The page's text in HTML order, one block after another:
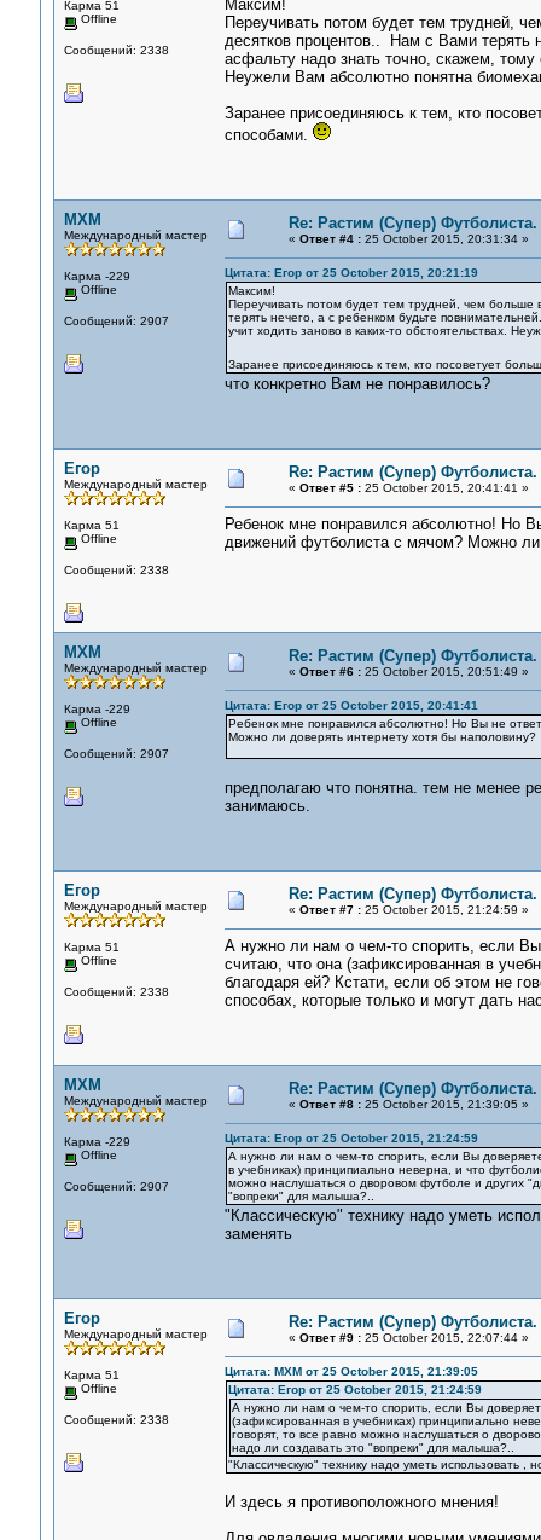
Карма 51
Offline
Сообщений: 2338
Максим!
Переучивать потом будет тем трудней,
десятков процентов.. Нам с Вами терять
асфальту надо знать точно, скажем, тому
Неужели Вам абсолютно понятна
Заранее присоединяюсь к тем, кто
способами.
MXM
Международный мастер
Карма -229
Offline
Сообщений: 2907
Re: Растим (Супер) Футболиста.
« Ответ #4 :25 October 2015, 20:31:34 »
Цитата: Егор от 25 October 2015, 20:21:19
Максим!
Переучивать потом будет тем трудней, чем больше
терять нечего, а с ребенком будьте
учит ходить заново в каких-то обстоятельствах.
Заранее присоединяюсь к тем, кто посоветует
что конкретно Вам не понравилось?
Егор
Международный мастер
Карма 51
Offline
Сообщений: 2338
Re: Растим (Супер) Футболиста.
« Ответ #5 :25 October 2015, 20:41:41 »
Ребенок мне понравился абсолютно! Но
движений футболиста с мячом? Можно ли
MXM
Международный мастер
Карма -229
Offline
Сообщений: 2907
Re: Растим (Супер) Футболиста.
« Ответ #6 :25 October 2015, 20:51:49 »
Цитата: Егор от 25 October 2015, 20:41:41
Ребенок мне понравился абсолютно! Но Вы не
Можно ли доверять интернету хотя бы наполовину?
предполагаю что понятна. тем не менее
занимаюсь.
Егор
Международный мастер
Карма 51
Offline
Сообщений: 2338
Re: Растим (Супер) Футболиста.
« Ответ #7 :25 October 2015, 21:24:59 »
А нужно ли нам о чем-то спорить, если
считаю, что она (зафиксированная в
благодаря ей? Кстати, если об этом не
способах, которые только и могут дать
MXM
Международный мастер
Карма -229
Offline
Сообщений: 2907
Re: Растим (Супер) Футболиста.
« Ответ #8 :25 October 2015, 21:39:05 »
Цитата: Егор от 25 October 2015, 21:24:59
А нужно ли нам о чем-то спорить, если Вы
в учебниках) принципиально неверна, и что
можно наслушаться о дворовом футболе и других
"вопреки" для малыша?..
"Классическую" технику надо уметь
заменять
Егор
Международный мастер
Карма 51
Offline
Сообщений: 2338
Re: Растим (Супер) Футболиста.
« Ответ #9 :25 October 2015, 22:07:44 »
Цитата: MXM от 25 October 2015, 21:39:05
Цитата: Егор от 25 October 2015, 21:24:59
А нужно ли нам о чем-то спорить, если Вы
(зафиксированная в учебниках) принципиально
говорят, то все равно можно наслушаться о
надо ли создавать это "вопреки" для малыша?..
"Классическую" технику надо уметь использовать ,
И здесь я противоположного мнения!